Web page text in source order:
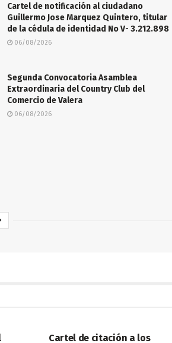
Cartel de notificación al ciudadano
Guillermo Jose Marquez Quintero, titular
de la cédula de identidad No V- 3.212.898
06/08/2026
Segunda Convocatoria Asamblea
Extraordinaria del Country Club del
Comercio de Valera
06/08/2026
Cartel de citación a los